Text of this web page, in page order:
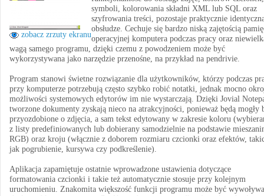
zobacz zrzuty ekranu
symboli, kolorowania składni XML lub SQL oraz
szyfrowania treści, pozostaje praktycznie
obsłudze. Cechuje się bardzo niską zajętością
operacyjnej komputera podczas pracy oraz
wagą samego programu, dzięki czemu z powodzeniem może być
wykorzystywana jako narzędzie przenośne, na przykład na pendrivie.
Program stanowi świetne rozwiązanie dla użytkowników, którzy podczas
przy komputerze potrzebują często szybko robić notatki, jednak mocno
możliwości systemowych edytorów im nie wystarczają. Dzięki Jovial
tworzone dokumenty zyskają nieco na atrakcyjności, ponieważ będą mogły
przyozdobione o zdjęcia, a sam tekst edytowany w zakresie koloru
z listy predefiniowanych lub dobierany samodzielnie na podstawie
RGB) oraz kroju (włącznie z doborem rozmiaru czcionki oraz efektów,
jak pogrubienie, kursywa czy podkreślenie).
Aplikacja zapamiętuje ostatnie wprowadzone ustawienia dotyczące
formatowania czcionki i takie też automatycznie stosuje przy kolejnym
uruchomieniu. Znakomita większość funkcji programu może być